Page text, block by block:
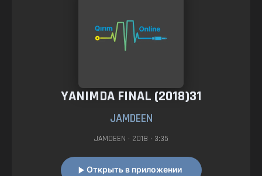
YANIMDA FINAL (2018)31
JAMDEEN
JAMDEEN • 2018 • 3:35
Открыть в приложении